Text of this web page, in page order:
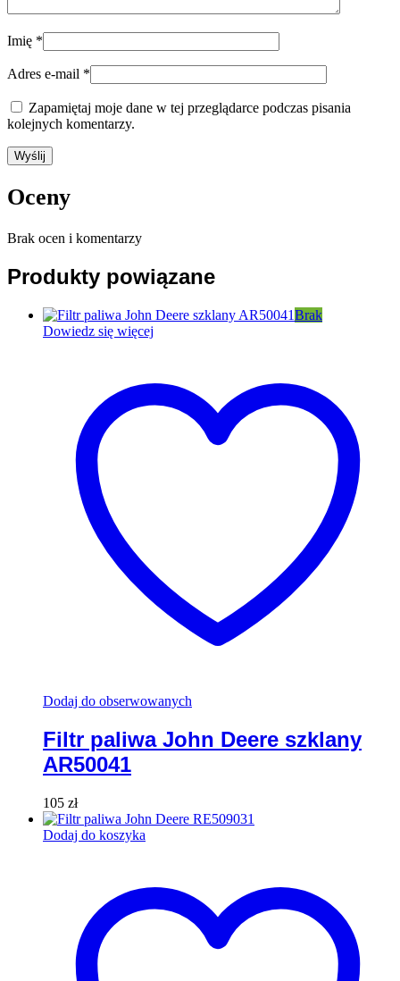
Imię *
Adres e-mail *
Zapamiętaj moje dane w tej przeglądarce podczas pisania
kolejnych komentarzy.
Oceny
Brak ocen i komentarzy
Produkty powiązane
Brak
Dowiedz się więcej
Dodaj do obserwowanych
Filtr paliwa John Deere szklany
AR50041
105 zł
Dodaj do koszyka